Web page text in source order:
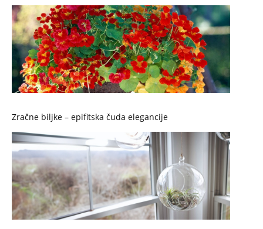
Zračne biljke – epifitska čuda elegancije